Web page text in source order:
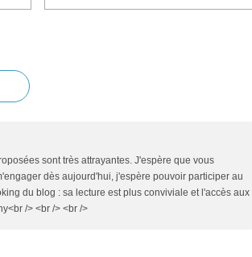
sont très attrayantes. J'espère que vous
dès aujourd'hui, j'espère pouvoir participer au
du blog : sa lecture est plus conviviale et l'accès aux
/> <br /> <br />